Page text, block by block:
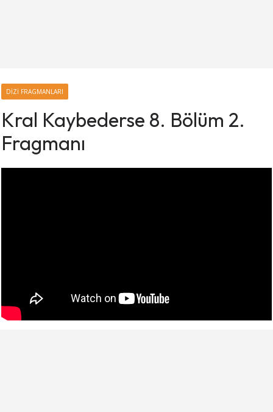
DIZI FRAGMANLARI
Kral Kaybederse 8. Bölüm 2.
Fragmanı